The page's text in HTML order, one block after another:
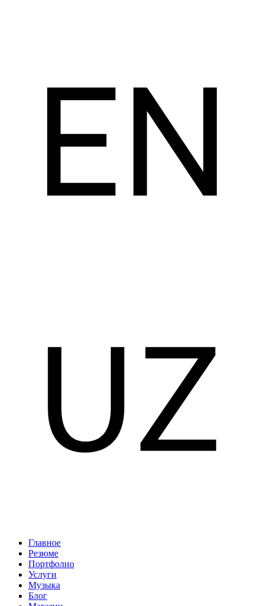
Главное
Резюме
Портфолио
Услуги
Музыка
Блог